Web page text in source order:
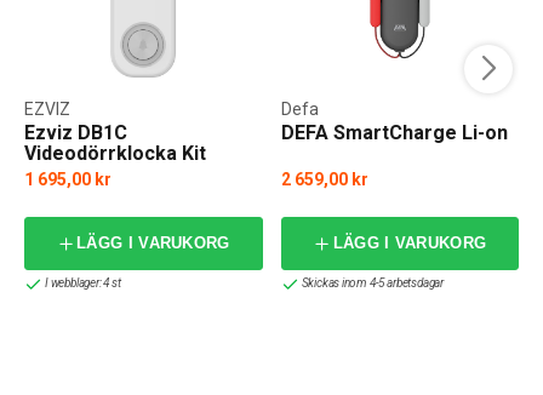
Ezviz DB1C
Videodörrklocka Kit
EZVIZ
1 695,00 kr
LÄGG I VARUKORG
I webblager: 4 st
DEFA SmartCharge Li-on
Defa
2 659,00 kr
LÄGG I VARUKORG
Skickas inom 4-5 arbetsdagar